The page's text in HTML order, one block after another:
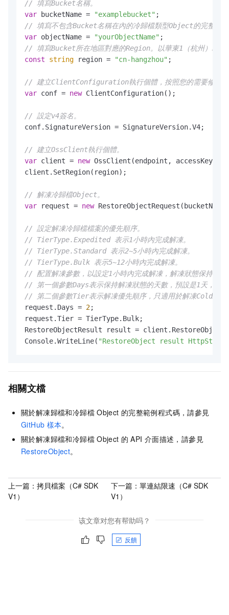
// 填寫Bucket名稱。
var bucketName = "examplebucket"
// 填寫不包含Bucket名稱在內的冷歸檔類型Object的完整路
var objectName = "yourObjectName"
// 填寫Bucket所在地區對應的Region。以華東1（杭州）為
const
string region = "cn-hangzhou" ;
// 建立ClientConfiguration執行個體，按照您的需要修改預
var conf = new ClientConfiguration();
// 設定v4簽名。
conf.SignatureVersion = SignatureVersion.V4;
// 建立OssClient執行個體。
var client = new OssClient(endpoint, accessKeyId,
client.SetRegion(region);
// 解凍冷歸檔Object。
var request = new
// 設定解凍冷歸檔檔案的優先順序。
// TierType.Expedited 表示1小時內完成解凍。
// TierType.Standard 表示2~5小時內完成解凍。
// TierType.Bulk 表示5~12小時內完成解凍。
// 配置解凍參數，以設定1小時內完成解凍，解凍狀態保持2天
// 第一個參數Days表示保持解凍狀態的天數，預設是1天，
// 第二個參數Tier表示解凍優先順序，只適用於解凍
request.Days = 2;
request.Tier = TierType.Bulk;
RestoreObjectResult result =
Console.WriteLine( "RestoreObject result
相關文檔
關於解凍歸檔和冷歸檔 Object 的完整範例程式碼，請參見
GitHub 樣本。
關於解凍歸檔和冷歸檔 Object 的 API 介面描述，請參見
RestoreObject。
上一篇： 拷貝檔案（C# SDK
V1）
下一篇：單連結限速（C# SDK
V1）
该文章对您有帮助吗？
反饋